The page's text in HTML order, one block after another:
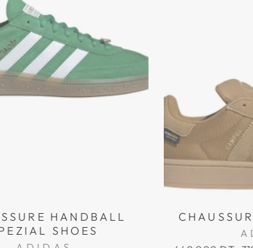
HANDBALL
SHOES